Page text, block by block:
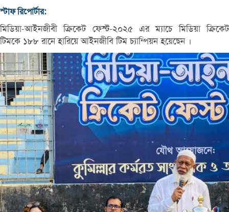
স্টাফ রিপোর্টার:
মিডিয়া-আইনজীবী ক্রিকেট ফেস্ট-২০২৫ এর ম্যাচে মিডিয়া ক্রিকেট
টিমকে ১৮৮ রানে হারিয়ে আইনজীবি টিম চ্যাম্পিয়ন হয়েছেন ।